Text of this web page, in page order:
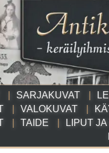
SARJAKUVAT
VALOKUVAT
TAIDE LIPUT